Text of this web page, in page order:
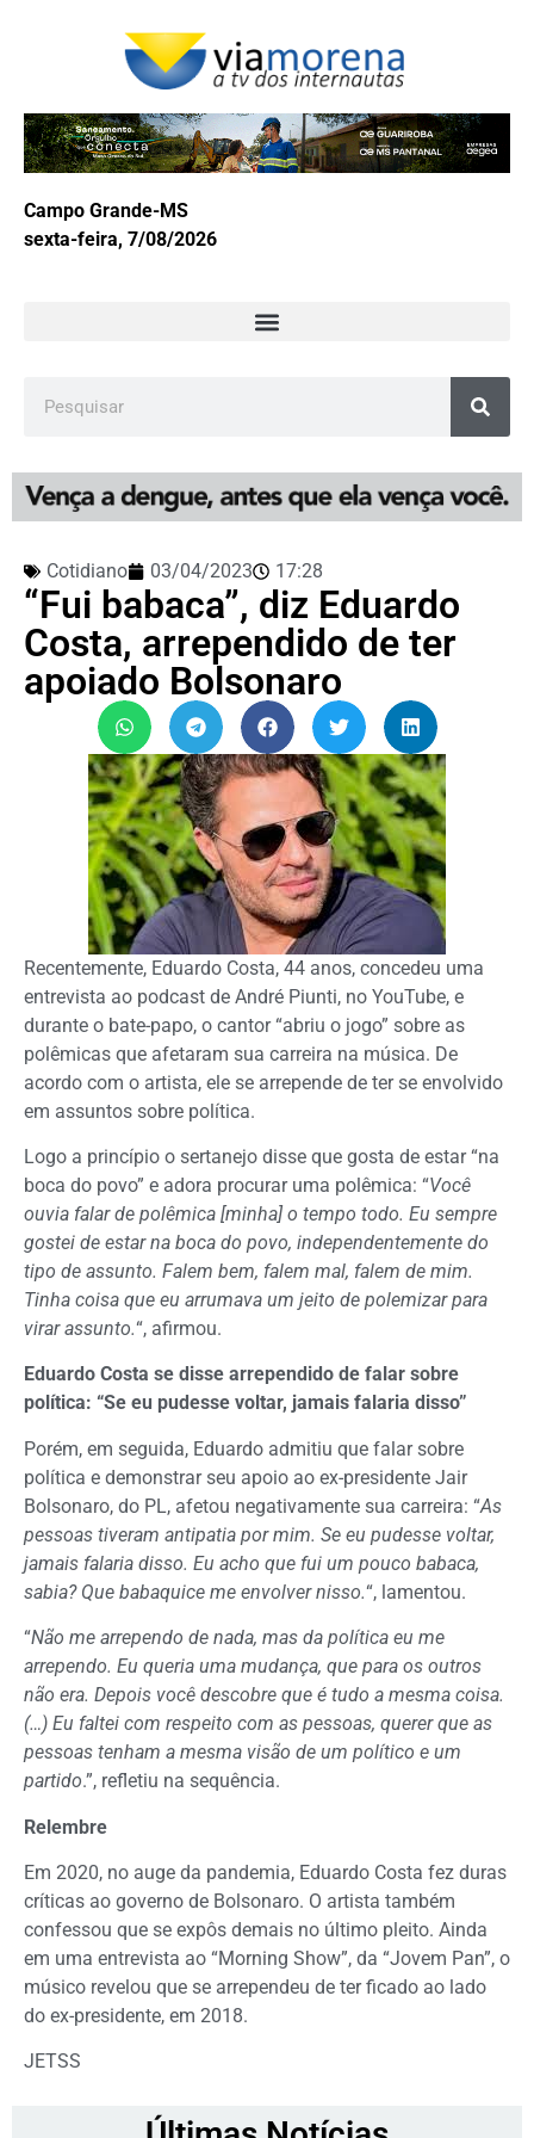
Campo Grande-MS
sexta-feira, 7/08/2026
Cotidiano 03/04/2023 17:28
“Fui babaca”, diz Eduardo
Costa, arrependido de ter
apoiado Bolsonaro
Recentemente, Eduardo Costa, 44 anos, concedeu uma
entrevista ao podcast de André Piunti, no YouTube, e
durante o bate-papo, o cantor “abriu o jogo” sobre as
polêmicas que afetaram sua carreira na música. De
acordo com o artista, ele se arrepende de ter se envolvido
em assuntos sobre política.
Logo a princípio o sertanejo disse que gosta de estar “na
boca do povo” e adora procurar uma polêmica: “Você
ouvia falar de polêmica [minha] o tempo todo. Eu sempre
gostei de estar na boca do povo, independentemente do
tipo de assunto. Falem bem, falem mal, falem de mim.
Tinha coisa que eu arrumava um jeito de polemizar para
virar assunto.“, afirmou.
Eduardo Costa se disse arrependido de falar sobre
política: “Se eu pudesse voltar, jamais falaria disso”
Porém, em seguida, Eduardo admitiu que falar sobre
política e demonstrar seu apoio ao ex-presidente Jair
Bolsonaro, do PL, afetou negativamente sua carreira: “As
pessoas tiveram antipatia por mim. Se eu pudesse voltar,
jamais falaria disso. Eu acho que fui um pouco babaca,
sabia? Que babaquice me envolver nisso.“, lamentou.
“Não me arrependo de nada, mas da política eu me
arrependo. Eu queria uma mudança, que para os outros
não era. Depois você descobre que é tudo a mesma coisa.
(…) Eu faltei com respeito com as pessoas, querer que as
pessoas tenham a mesma visão de um político e um
partido.”, refletiu na sequência.
Relembre
Em 2020, no auge da pandemia, Eduardo Costa fez duras
críticas ao governo de Bolsonaro. O artista também
confessou que se expôs demais no último pleito. Ainda
em uma entrevista ao “Morning Show”, da “Jovem Pan”, o
músico revelou que se arrependeu de ter ficado ao lado
do ex-presidente, em 2018.
JETSS